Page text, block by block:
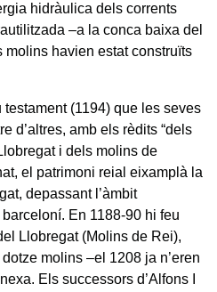
hidràulica dels corrents
–a la conca baixa del
molins havien estat construïts
(1194) que les seves
d’altres, amb els rèdits “dels
i dels molins de
el patrimoni reial eixamplà la
depassant l’àmbit
En 1188-90 hi feu
Llobregat (Molins de Rei),
molins –el 1208 ja n’eren
Els successors d’Alfons I